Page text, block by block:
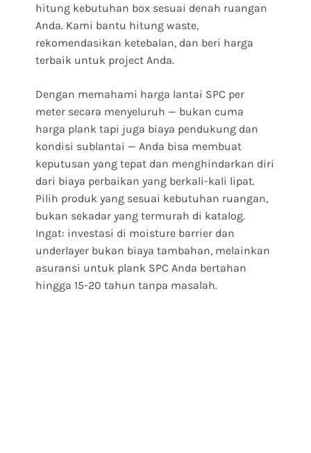
hitung kebutuhan box sesuai denah ruangan
Anda. Kami bantu hitung waste,
rekomendasikan ketebalan, dan beri harga
terbaik untuk project Anda.
Dengan memahami harga lantai SPC per
meter secara menyeluruh — bukan cuma
harga plank tapi juga biaya pendukung dan
kondisi sublantai — Anda bisa membuat
keputusan yang tepat dan menghindarkan diri
dari biaya perbaikan yang berkali-kali lipat.
Pilih produk yang sesuai kebutuhan ruangan,
bukan sekadar yang termurah di katalog.
Ingat: investasi di moisture barrier dan
underlayer bukan biaya tambahan, melainkan
asuransi untuk plank SPC Anda bertahan
hingga 15-20 tahun tanpa masalah.